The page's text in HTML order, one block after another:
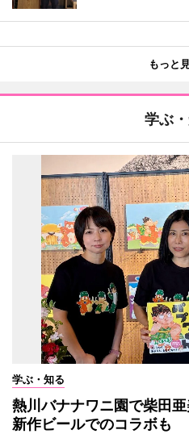
もっと
学ぶ
学ぶ・知る
熱川バナナワニ園で柴田
新作ビールでのコラボも